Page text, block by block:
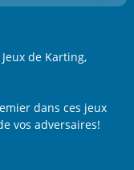
de Karting,
dans ces jeux
vos adversaires!